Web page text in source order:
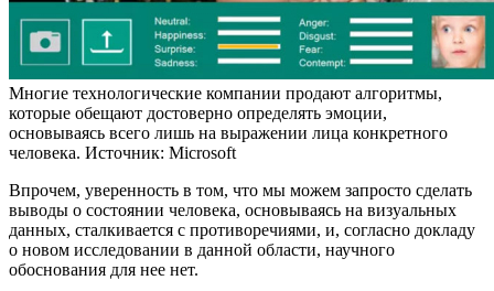
Многие технологические компании продают алгоритмы,
которые обещают достоверно определять эмоции,
основываясь всего лишь на выражении лица конкретного
человека. Источник: Microsoft
Впрочем, уверенность в том, что мы можем запросто сделать
выводы о состоянии человека, основываясь на визуальных
данных, сталкивается с противоречиями, и, согласно докладу
о новом исследовании в данной области, научного
обоснования для нее нет.